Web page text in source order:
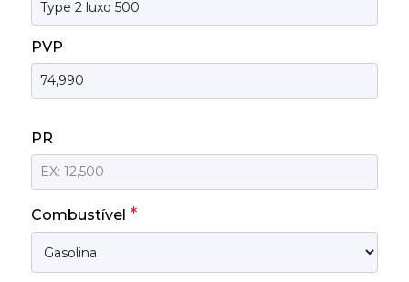
PVP
PR
Combustível *